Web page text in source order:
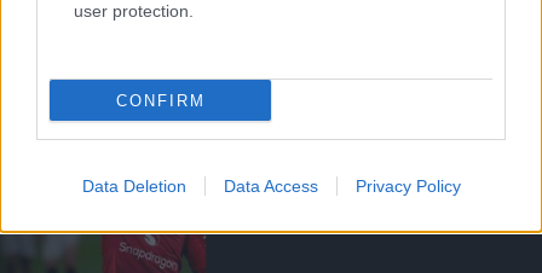
user protection.
CONFIRM
Data Deletion Data Access Privacy Policy
HIVATALOS: GARNACHO A
CHELSEA-HEZ IGAZOLT